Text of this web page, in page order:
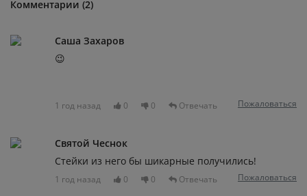
Комментарии (2)
Саша Захаров
😉
1 год назад 0 0 Отвечать Пожаловаться
Святой Чеснок
Стейки из него бы шикарные получились!
1 год назад 0 0 Отвечать Пожаловаться